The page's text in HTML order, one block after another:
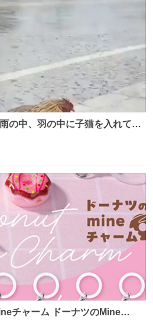
族を超える！
チャーム ドーナツのMine